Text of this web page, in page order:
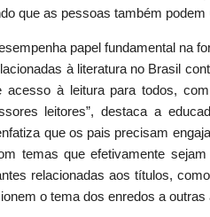
que as pessoas também
papel fundamental na
à literatura no Brasil
acesso à leitura para todos,
leitores”, destaca a
que os pais precisam
temas que efetivamente
relacionadas aos títulos,
o tema dos enredos a